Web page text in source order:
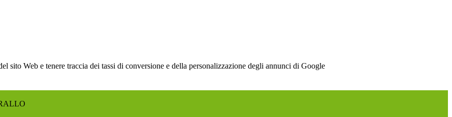
sito Web e tenere traccia dei tassi di conversione e della personalizzazione degli annunci di Google